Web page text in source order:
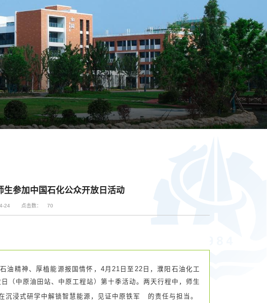
参加中国石化公众开放日活动
24 点击数： 70
油精神、厚植能源报国情怀，4月21日至22日，濮阳石油化工
（中原油田站、 中原工程站 ）第十季活动。两天行程中，师生
沉浸式研学中解锁智慧能源，见证 中原铁军 的责任与担当。